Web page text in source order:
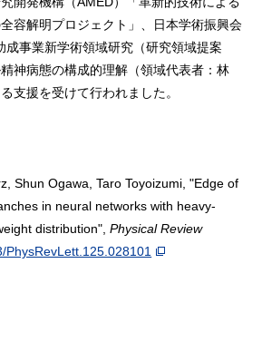
容解明プロジェクト」、日本学術振興会
成事業新学術領域研究（研究領域提案
神病態の構成的理解（領域代表者：林
支援を受けて行われました。
Shun Ogawa, Taro Toyoizumi, "Edge of
in neural networks with heavy-
distribution",Physical Review
PhysRevLett.125.028101